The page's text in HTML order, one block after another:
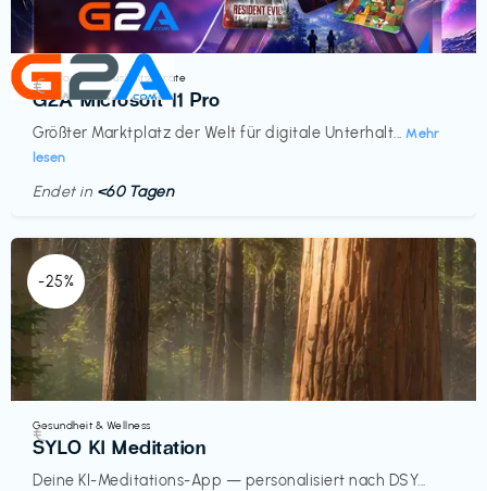
Elektronik & Haushaltsgeräte
G2A Microsoft 11 Pro
Größter Marktplatz der Welt für digitale Unterhalt... Mehr
lesen
€‎
Endet in <60 Tagen
-25%
Gesundheit & Wellness
SYLO KI Meditation
Deine KI-Meditations-App — personalisiert nach DSY...
€‎